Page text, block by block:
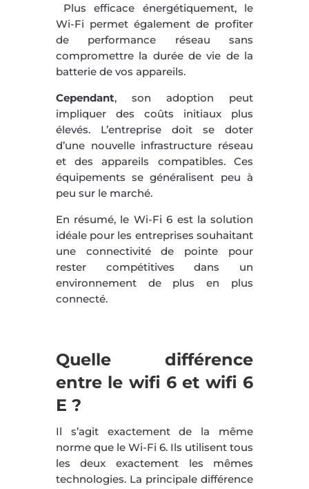
Plus efficace énergétiquement, le
Wi-Fi permet également de profiter
de performance réseau sans
compromettre la durée de vie de la
batterie de vos appareils.
Cependant, son adoption peut
impliquer des coûts initiaux plus
élevés. L’entreprise doit se doter
d’une nouvelle infrastructure réseau
et des appareils compatibles. Ces
équipements se généralisent peu à
peu sur le marché.
En résumé, le Wi-Fi 6 est la solution
idéale pour les entreprises souhaitant
une connectivité de pointe pour
rester compétitives dans un
environnement de plus en plus
connecté.
Quelle différence
entre le wifi 6 et wifi 6
E ?
Il s’agit exactement de la même
norme que le Wi-Fi 6. Ils utilisent tous
les deux exactement les mêmes
technologies. La principale différence